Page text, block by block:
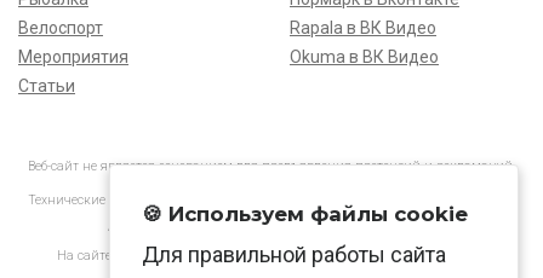
Велоспорт
Мероприятия
Статьи
Rapala в ВК Видео
Okuma в ВК Видео
Веб-сайт не является основанием для предъявления претензий и рекламаций,
Технические характеристики товаров могут отличаться от указанных на сайте.
АО «Нормарк» ИНН 7728172512 ОГРН 1037739603505
На сайте применяютсярекомендательные технологиив соответствии
🍪 Используем файлы cookie
Для правильной работы сайта